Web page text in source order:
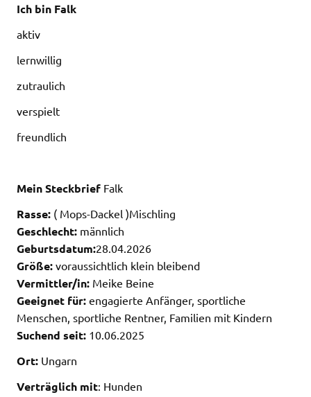
Ich bin Falk
aktiv
lernwillig
zutraulich
verspielt
freundlich
Mein Steckbrief Falk
Rasse: ( Mops-Dackel )Mischling
Geschlecht: männlich
Geburtsdatum:28.04.2026
Größe: voraussichtlich klein bleibend
Vermittler/in: Meike Beine
Geeignet für: engagierte Anfänger, sportliche
Menschen, sportliche Rentner, Familien mit Kindern
Suchend seit: 10.06.2025
Ort: Ungarn
Verträglich mit: Hunden